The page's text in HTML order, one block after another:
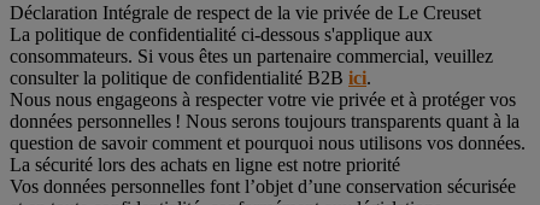
Déclaration Intégrale de respect de la vie privée de Le Creuset
La politique de confidentialité ci-dessous s'applique aux
consommateurs. Si vous êtes un partenaire commercial, veuillez
consulter la politique de confidentialité B2B ici.
Nous nous engageons à respecter votre vie privée et à protéger vos
données personnelles ! Nous serons toujours transparents quant à la
question de savoir comment et pourquoi nous utilisons vos données.
La sécurité lors des achats en ligne est notre priorité
Vos données personnelles font l’objet d’une conservation sécurisée